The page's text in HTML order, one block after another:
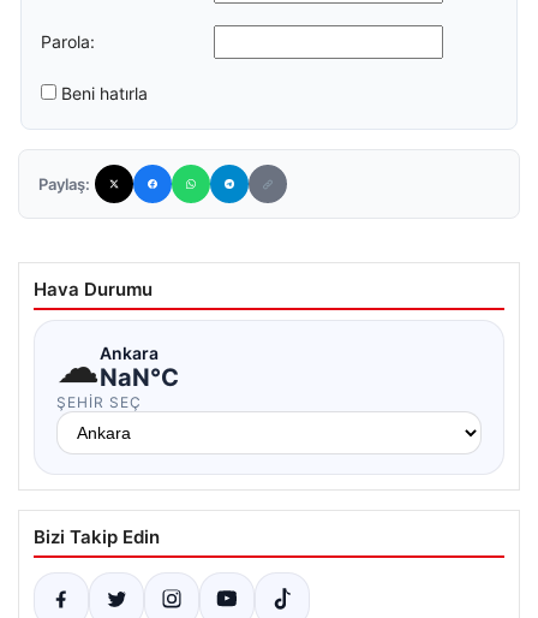
Parola:
Beni hatırla
Paylaş:
Hava Durumu
☁Ankara
NaN°C
ŞEHIR SEÇ
Bizi Takip Edin